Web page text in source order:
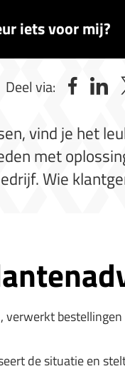
iets voor mij?
Deel via:
vind je het
met
Wie
verwerkt
de situatie en